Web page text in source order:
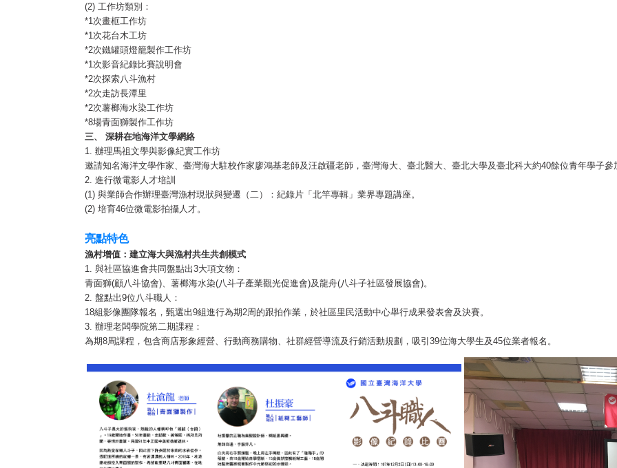
(2) 工作坊類別：
*1次畫框工作坊
*1次花台木工坊
*2次鐵罐頭燈籠製作工作坊
*1次影音紀錄比賽說明會
*2次探索八斗漁村
*2次走訪長潭里
*2次薯榔海水染工作坊
*8場青面獅製作工作坊
三、 深耕在地海洋文學網絡
1. 辦理馬祖文學與影像紀實工作坊
邀請知名海洋文學作家、臺灣海大駐校作家廖鴻基老師及汪啟疆老師，臺灣海大、臺北醫大、臺北大學及臺北科大約40餘位青年學子參
2. 進行微電影人才培訓
(1) 與業師合作辦理臺灣漁村現狀與變遷（二）：紀錄片「北竿專輯」業界專題講座。
(2) 培育46位微電影拍攝人才。
亮點特色
漁村增值：建立海大與漁村共生共創模式
1. 與社區協進會共同盤點出3大項文物：
青面獅(顧八斗協會)、薯榔海水染(八斗子產業觀光促進會)及龍舟(八斗子社區發展協會)。
2. 盤點出9位八斗職人：
18組影像團隊報名，甄選出9組進行為期2周的跟拍作業，於社區里民活動中心舉行成果發表會及決賽。
3. 辦理老闆學院第二期課程：
為期8周課程，包含商店形象經營、行動商務購物、社群經營導流及行銷活動規劃，吸